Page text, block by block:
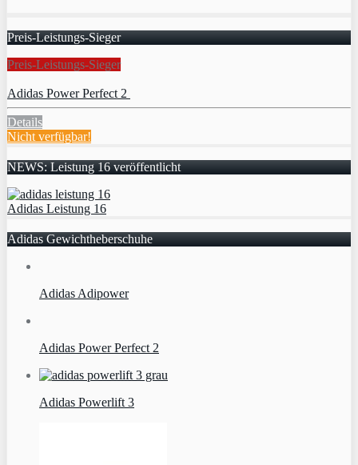
Preis-Leistungs-Sieger
Preis-Leistungs-Sieger
Adidas Power Perfect 2
Details
Nicht verfügbar!
NEWS: Leistung 16 veröffentlicht
Adidas Leistung 16
Adidas Gewichtheberschuhe
Adidas Adipower
Adidas Power Perfect 2
Adidas Powerlift 3